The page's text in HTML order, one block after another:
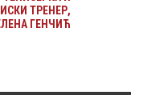
ТРЕНЕР,
ГЕНЧИЋ